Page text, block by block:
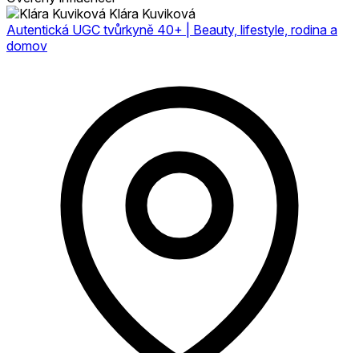
Klára Kuviková
Autentická UGC tvůrkyně 40+ | Beauty, lifestyle, rodina a
domov